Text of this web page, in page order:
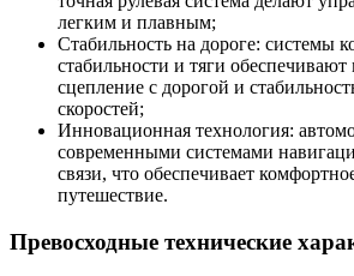
легким и плавным;
Стабильность на дороге: системы
стабильности и тяги
сцепление с дорогой и
скоростей;
Инновационная технология:
современными системами
связи, что обеспечивает
путешествие.
Превосходные технические